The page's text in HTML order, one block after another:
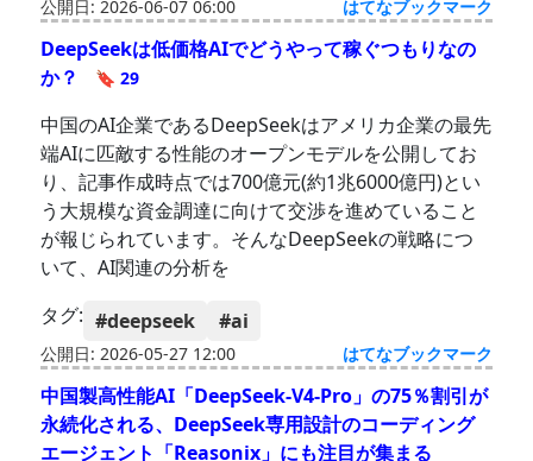
公開日: 2026-06-07 06:00 はてなブックマーク
DeepSeekは低価格AIでどうやって稼ぐつもりなの
か？
🔖 29
中国のAI企業であるDeepSeekはアメリカ企業の最先
端AIに匹敵する性能のオープンモデルを公開してお
り、記事作成時点では700億元(約1兆6000億円)とい
う大規模な資金調達に向けて交渉を進めていること
が報じられています。そんなDeepSeekの戦略につ
いて、AI関連の分析を
タグ: #deepseek #ai
公開日: 2026-05-27 12:00 はてなブックマーク
中国製高性能AI「DeepSeek-V4-Pro」の75％割引が
永続化される、DeepSeek専用設計のコーディング
エージェント「Reasonix」にも注目が集まる